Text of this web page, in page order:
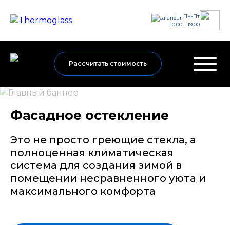
Пн-Пт
10:00 - 19:00
Рассчитать стоимость
Фасадное остекление
Это не просто греющие стекла, а
полноценная климатическая
система для создания зимой в
помещении несравненного уюта и
максимального комфорта